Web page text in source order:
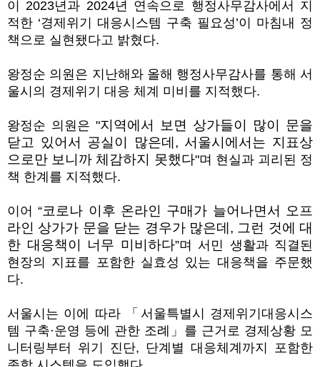
이 2023년과 2024년 연속으로 행정사무감사에서 지
적한 ‘경제위기 대응시스템 구축 필요성’이 마침내 정
책으로 실현됐다고 밝혔다.
왕정순 의원은 지난해와 올해 행정사무감사를 통해 서
울시의 경제위기 대응 체계 미비를 지적했다.
왕정순 의원은 "지역에서 보면 상가들이 많이 문을
닫고 있어서 공실이 많은데 , 서울시에서는 지표상
으로만 보니까 체감하지 못했다"며 현실과 괴리된 정
책 한계를 지적했다.
이어 “코로나 이후 온라인 구매가 늘어나면서 오프
라인 상가가 문을 닫는 경우가 많은데 , 그런 것에 대
한 대응책이 너무 미비하다”며 서민 생활과 직결된
현장의 지표를 포함한 실효성 있는 대응책을 주문했
다.
서울시는 이에 따라 「서울특별시 경제위기대응시스
템 구축·운영 등에 관한 조례」를 근거로 경제상황 모
니터링부터 위기 진단, 단계별 대응체계까지 포함한